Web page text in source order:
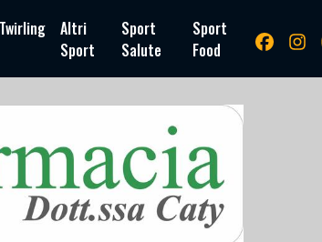
Twirling
Altri
Sport
Sport
Salute
Sport
Food